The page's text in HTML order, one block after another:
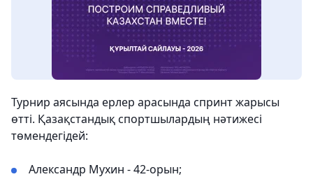
Турнир аясында ерлер арасында спринт жарысы
өтті. Қазақстандық спортшылардың нәтижесі
төмендегідей:
Александр Мухин - 42-орын;